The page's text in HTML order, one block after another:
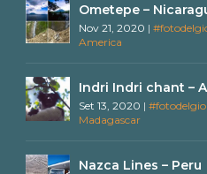
Ometepe –
Nov 21, 2020 |
America
Indri Indri chant –
Set 13, 2020 |
Madagascar
Nazca Lines – Peru